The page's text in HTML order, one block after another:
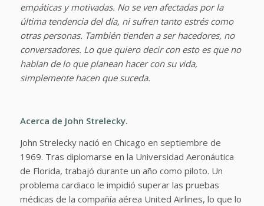
empáticas y motivadas. No se ven afectadas por la
última tendencia del día, ni sufren tanto estrés como
otras personas. También tienden a ser hacedores, no
conversadores. Lo que quiero decir con esto es que no
hablan de lo que planean hacer con su vida,
simplemente hacen que suceda.
Acerca de John Strelecky.
John Strelecky nació en Chicago en septiembre de
1969. Tras diplomarse en la Universidad Aeronáutica
de Florida, trabajó durante un año como piloto. Un
problema cardiaco le impidió superar las pruebas
médicas de la compañía aérea United Airlines, lo que lo